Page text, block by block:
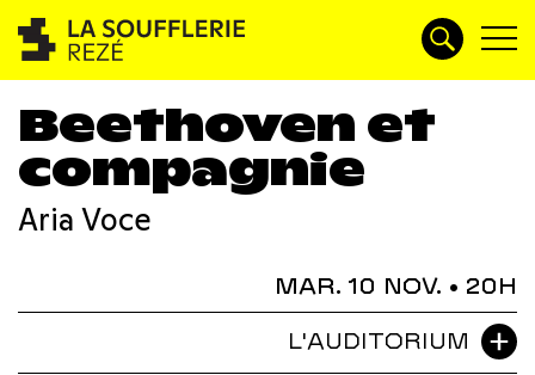
Beethoven et
compagnie
Aria Voce
MAR. 10 NOV. • 20H
L'AUDITORIUM